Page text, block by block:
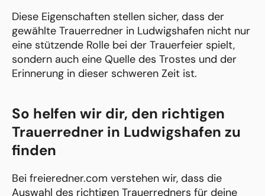
Diese Eigenschaften stellen sicher, dass der
gewählte Trauerredner in Ludwigshafen nicht nur
eine stützende Rolle bei der Trauerfeier spielt,
sondern auch eine Quelle des Trostes und der
Erinnerung in dieser schweren Zeit ist.
So helfen wir dir, den richtigen
Trauerredner in Ludwigshafen zu
finden
Bei freieredner.com verstehen wir, dass die
Auswahl des richtigen Trauerredners für deine